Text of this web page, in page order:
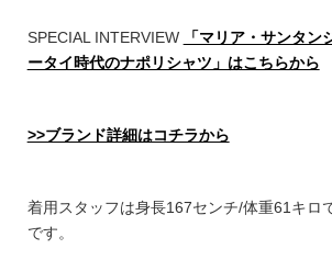
SPECIAL INTERVIEW
「マリア・サンタン
ータイ時代のナポリシャツ」はこちらから
>>ブランド詳細はコチラから
着用スタッフは身長167センチ/体重61キロ
です。